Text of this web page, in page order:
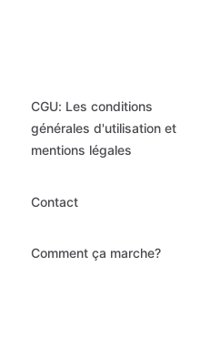
CGU: Les conditions
générales d'utilisation et
mentions légales
Contact
Comment ça marche?